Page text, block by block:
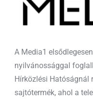
A Media1
nyilvánossággal
Hírközlési
sajtótermék, ahol a